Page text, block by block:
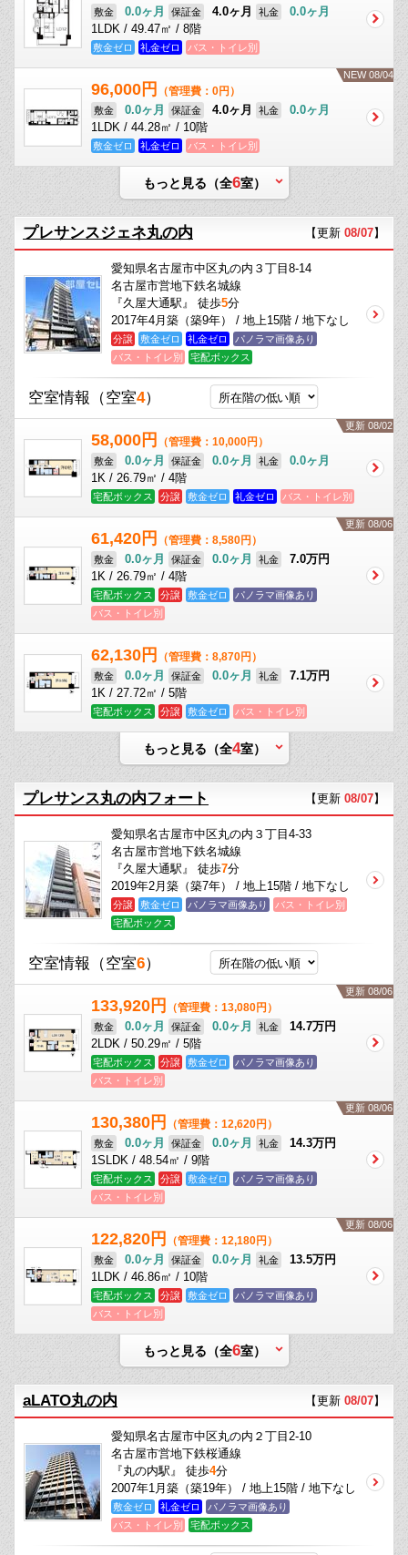
敷金 0.0ヶ月 保証金 4.0ヶ月 礼金
0.0ヶ月
1LDK / 49.47㎡ / 8階
敷金ゼロ 礼金ゼロ バス・トイレ別
NEW 08/04
96,000円 （管理費：0円）
敷金 0.0ヶ月 保証金 4.0ヶ月 礼金
0.0ヶ月
1LDK / 44.28㎡ / 10階
敷金ゼロ 礼金ゼロ バス・トイレ別
もっと見る（全6室）
プレサンスジェネ丸の内 【更新 08/07】
愛知県名古屋市中区丸の内３丁目8-14
名古屋市営地下鉄名城線
『久屋大通駅』 徒歩5分
2017年4月築（築9年） / 地上15階 / 地下なし
分譲 敷金ゼロ 礼金ゼロ
パノラマ画像あり
バス・トイレ別
宅配ボックス
空室情報 （空室4）
更新 08/02
58,000円 （管理費：10,000円）
敷金 0.0ヶ月 保証金 0.0ヶ月 礼金
0.0ヶ月
1K / 26.79㎡ / 4階
宅配ボックス 分譲 敷金ゼロ 礼金ゼロ バス・トイレ別
更新 08/06
61,420円 （管理費：8,580円）
敷金 0.0ヶ月 保証金 0.0ヶ月 礼金
7.0万円
1K / 26.79㎡ / 4階
宅配ボックス 分譲 敷金ゼロ
パノラマ画像あり
バス・トイレ別
62,130円 （管理費：8,870円）
敷金 0.0ヶ月 保証金 0.0ヶ月 礼金
7.1万円
1K / 27.72㎡ / 5階
宅配ボックス 分譲 敷金ゼロ バス・トイレ別
もっと見る（全4室）
プレサンス丸の内フォート 【更新 08/07】
愛知県名古屋市中区丸の内３丁目4-33
名古屋市営地下鉄名城線
『久屋大通駅』 徒歩7分
2019年2月築（築7年） / 地上15階 / 地下なし
分譲 敷金ゼロ パノラマ画像あり
バス・トイレ別
宅配ボックス
空室情報 （空室6）
更新 08/06
133,920円 （管理費：13,080円）
敷金 0.0ヶ月 保証金 0.0ヶ月 礼金
14.7万円
2LDK / 50.29㎡ / 5階
宅配ボックス 分譲 敷金ゼロ
パノラマ画像あり
バス・トイレ別
更新 08/06
130,380円 （管理費：12,620円）
敷金 0.0ヶ月 保証金 0.0ヶ月 礼金
14.3万円
1SLDK / 48.54㎡ / 9階
宅配ボックス 分譲 敷金ゼロ
パノラマ画像あり
バス・トイレ別
更新 08/06
122,820円 （管理費：12,180円）
敷金 0.0ヶ月 保証金 0.0ヶ月 礼金
13.5万円
1LDK / 46.86㎡ / 10階
宅配ボックス 分譲 敷金ゼロ
パノラマ画像あり
バス・トイレ別
もっと見る（全6室）
aLATO丸の内 【更新 08/07】
愛知県名古屋市中区丸の内２丁目2-10
名古屋市営地下鉄桜通線
『丸の内駅』 徒歩4分
2007年1月築（築19年） / 地上15階 / 地下なし
敷金ゼロ 礼金ゼロ
パノラマ画像あり
バス・トイレ別
宅配ボックス